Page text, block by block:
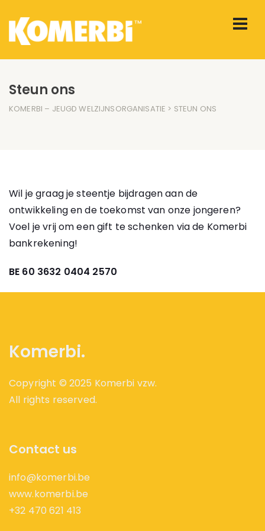
Steun ons
KOMERBI – JEUGD WELZIJNSORGANISATIE > STEUN ONS
Wil je graag je steentje bijdragen aan de
ontwikkeling en de toekomst van onze jongeren?
Voel je vrij om een gift te schenken via de Komerbi
bankrekening!
BE 60 3632 0404 2570
Komerbi.
Copyright © 2025 Komerbi vzw.
All rights reserved.
Contact us
info@komerbi.be
www.komerbi.be
+32 470 621 413